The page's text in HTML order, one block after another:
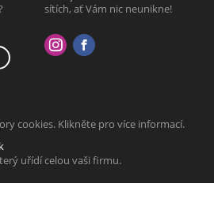
sítích, ať Vám nic neunikne!
cookies. Klikněte pro více informací.
uřídí celou vaši firmu.